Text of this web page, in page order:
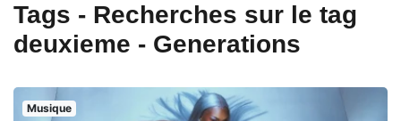
Tags - Recherches sur le tag
deuxieme - Generations
Musique